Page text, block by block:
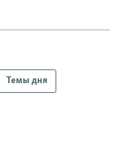
Темы дня